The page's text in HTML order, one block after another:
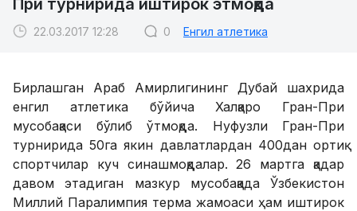
При турнирида иштирок этмоқда
22.03.2017 12:28 0 Енгил атлетика
Бирлашган Араб Амирлигининг Дубай шахрида
енгил атлетика бўйича Халқаро Гран-При
мусобақаси бўлиб ўтмоқда. Нуфузли Гран-При
турнирида 50га якин давлатлардан 400дан ортиқ
спортчилар куч синашмоқдалар. 26 мартга қадар
давом этадиган мазкур мусобақада Ўзбекистон
Миллий Паралимпия терма жамоаси ҳам иштирок